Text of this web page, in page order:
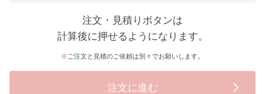
注文・見積りボタンは
計算後に押せるようになります。
ご注文と見積のご依頼は別々でお願いします。
注文に進む